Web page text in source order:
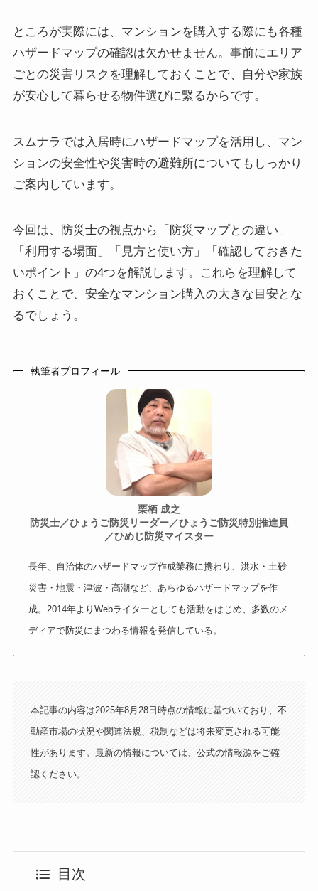
ところが実際には、マンションを購入する際にも各種
ハザードマップの確認は欠かせません。事前にエリア
ごとの災害リスクを理解しておくことで、自分や家族
が安心して暮らせる物件選びに繋るからです。
スムナラでは入居時にハザードマップを活用し、マン
ションの安全性や災害時の避難所についてもしっかり
ご案内しています。
今回は、防災士の視点から「防災マップとの違い」
「利用する場面」「見方と使い方」「確認しておきた
いポイント」の4つを解説します。これらを理解して
おくことで、安全なマンション購入の大きな目安とな
るでしょう。
執筆者プロフィール
栗栖 成之
防災士／ひょうご防災リーダー／ひょうご防災特別推進員
／ひめじ防災マイスター
長年、自治体のハザードマップ作成業務に携わり、洪水・土砂
災害・地震・津波・高潮など、あらゆるハザードマップを作
成。2014年よりWebライターとしても活動をはじめ、多数のメ
ディアで防災にまつわる情報を発信している。
本記事の内容は2025年8月28日時点の情報に基づいており、不
動産市場の状況や関連法規、税制などは将来変更される可能
性があります。最新の情報については、公式の情報源をご確
認ください。
目次